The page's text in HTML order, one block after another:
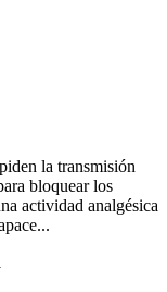
la transmisión
bloquear los
actividad analgésica